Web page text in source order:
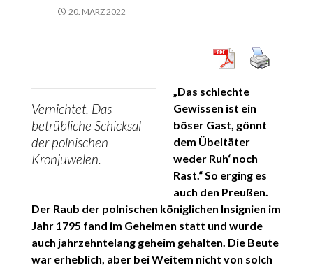
20. MÄRZ 2022
Vernichtet. Das
betrübliche Schicksal
der polnischen
Kronjuwelen.
„Das schlechte
Gewissen ist ein
böser Gast, gönnt
dem Übeltäter
weder Ruh‘ noch
Rast.“ So erging es
auch den Preußen.
Der Raub der polnischen königlichen Insignien im
Jahr 1795 fand im Geheimen statt und wurde
auch jahrzehntelang geheim gehalten. Die Beute
war erheblich, aber bei Weitem nicht von solch